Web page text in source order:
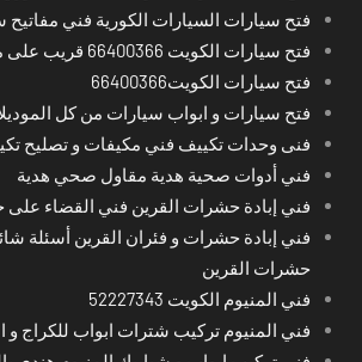
فتح سيارات السيارات الكورية فني مفاتيح
فتح سيارات الكويت 66400366 قريب على موقعي
فتح سيارات الكويت66400366
فتح سيارات و ابواب سيارات من كل
فنى وحدات تكييف فني مكيفات و تصليح
فني أدوات صحية هدية مقاول صحي هدية
فني إبادة حشرات القرين فني القضاء
فني إبادة حشرات و فئران القرين أسئلة
حشرات القرين
فني المنيوم الكويت 52227343
فني المنيوم تركيب شترات ابواب للكراج و